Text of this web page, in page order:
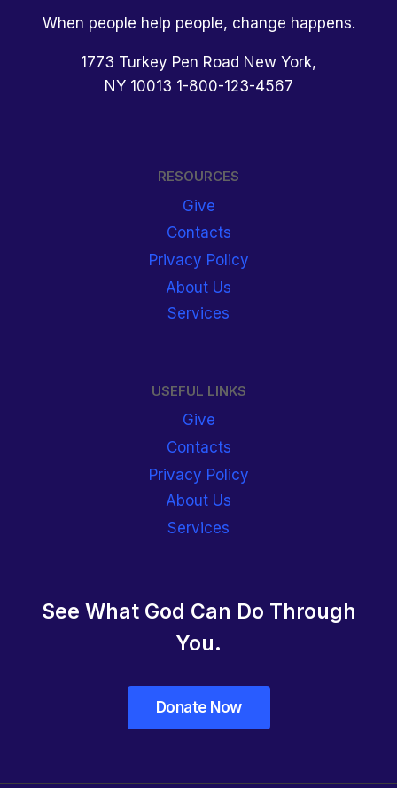
When people help people, change happens.
1773 Turkey Pen Road New York,
NY 10013 1-800-123-4567
RESOURCES
Give
Contacts
Privacy Policy
About Us
Services
USEFUL LINKS
Give
Contacts
Privacy Policy
About Us
Services
See What God Can Do Through
You.